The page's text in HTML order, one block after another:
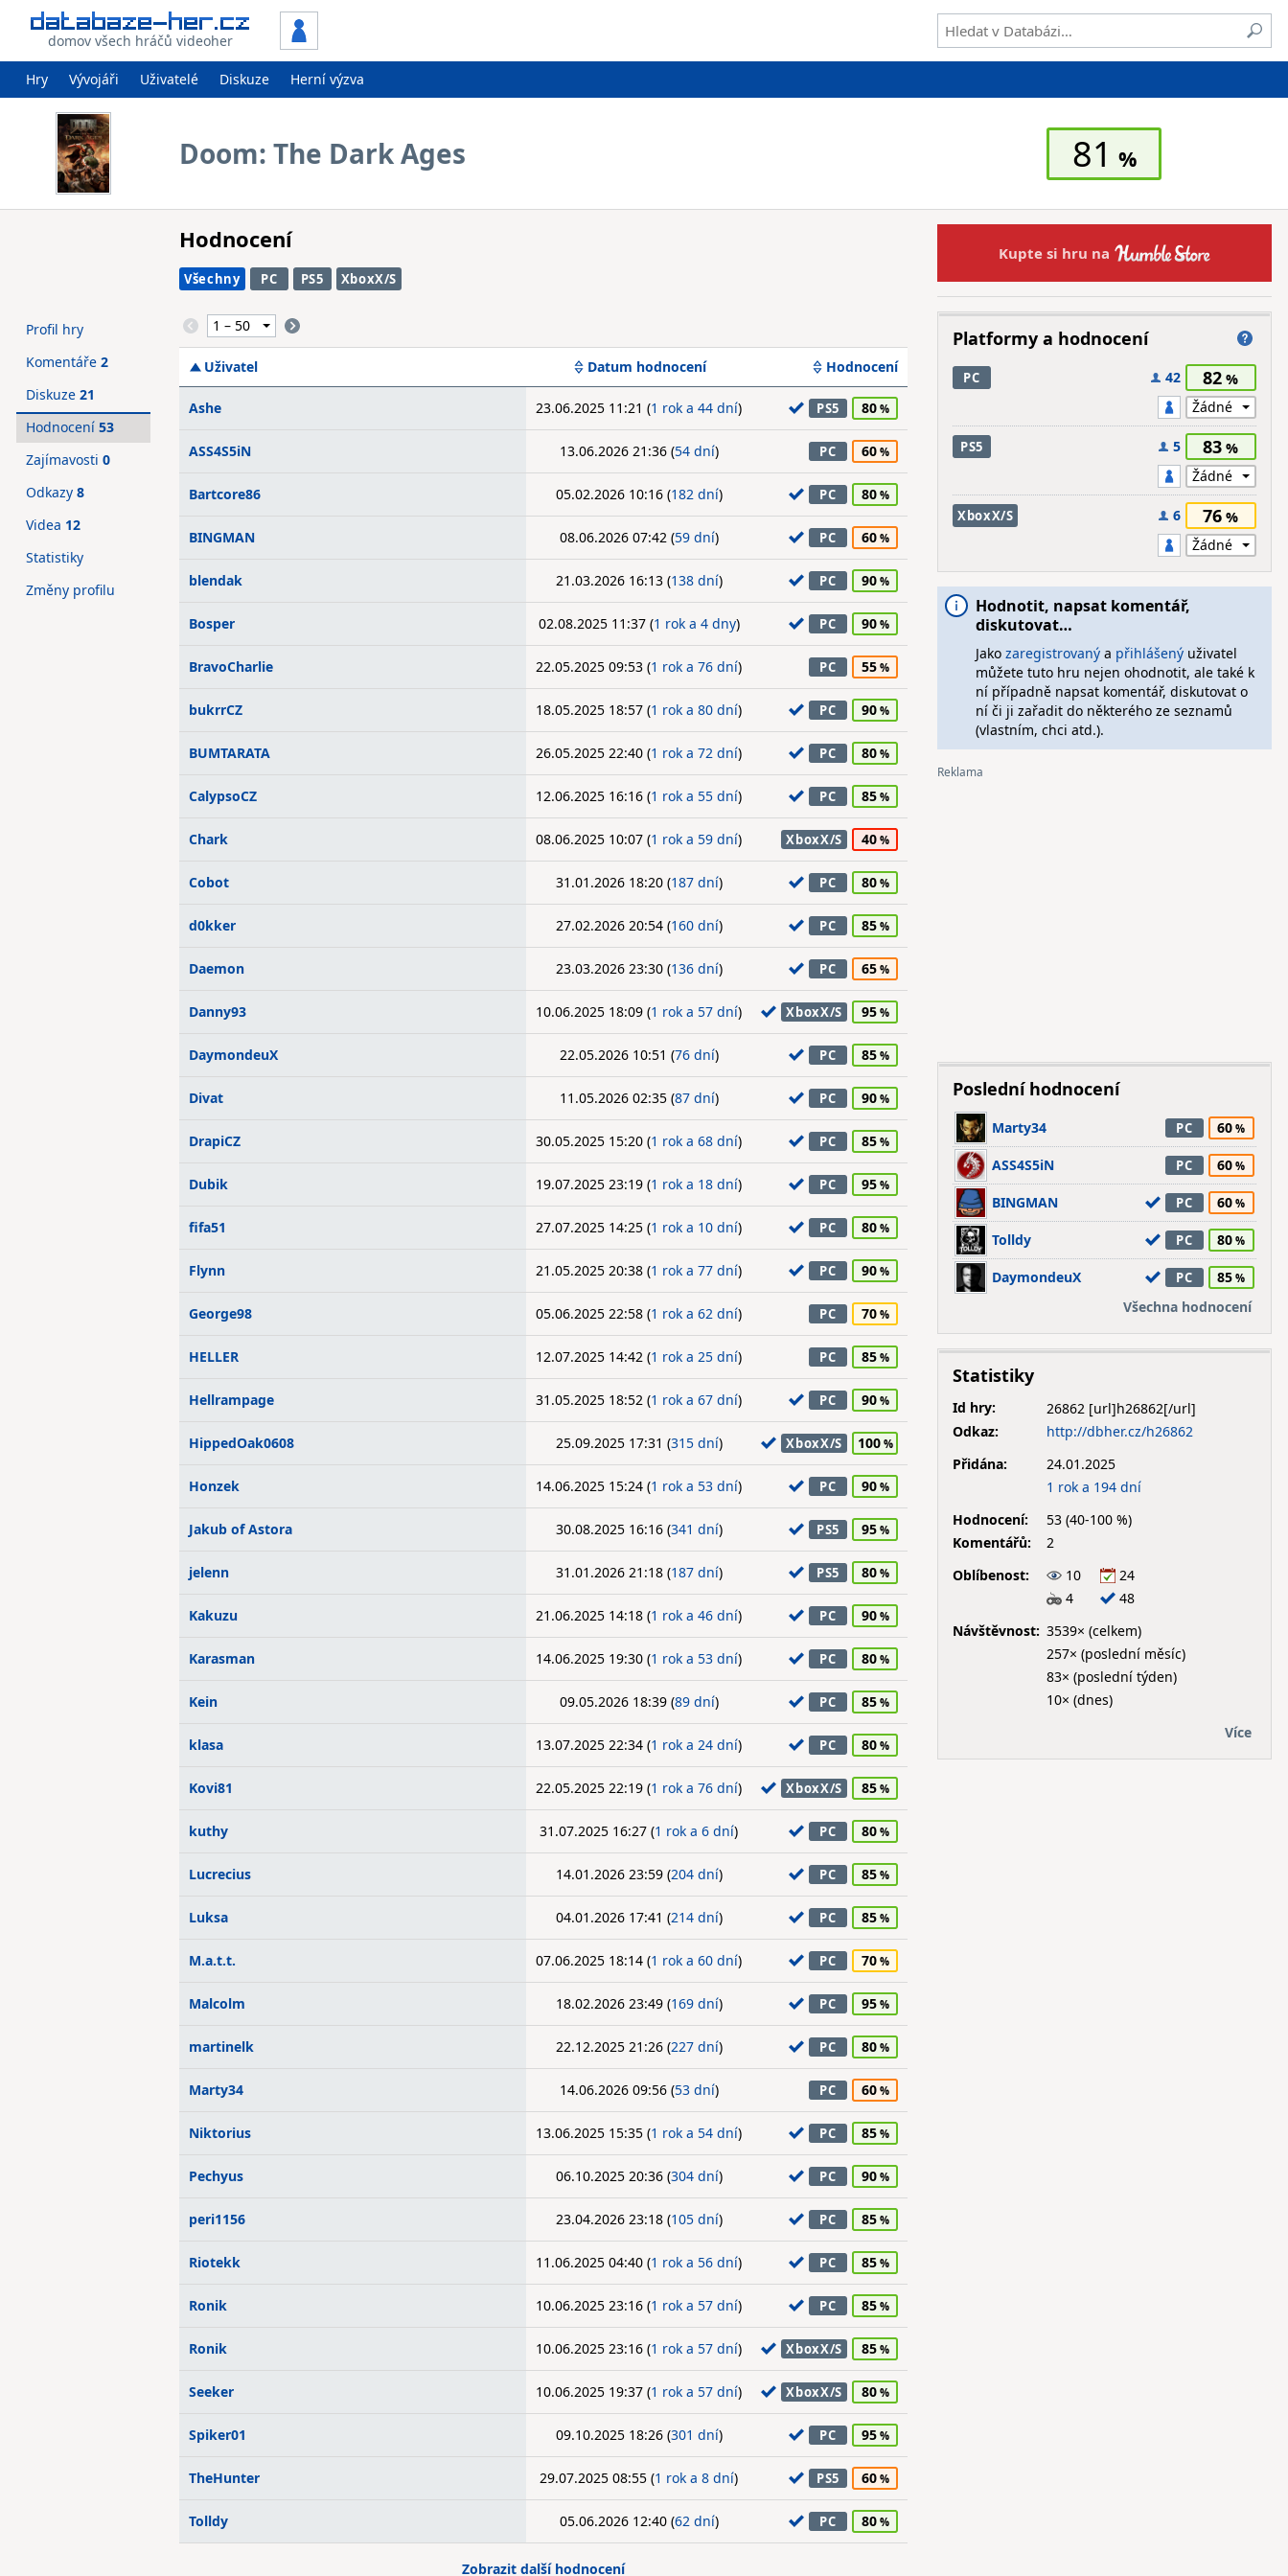
domov všech hráčů videoher
Hry Vývojáři Uživatelé Diskuze Herní výzva
Doom: The Dark Ages 81
Hodnocení
Všechny PC PS5 XboxX/S
Uživatel Datum hodnocení Hodnocení
Ashe 23.06.2025 11:21 (1 rok a 44 dní) PS5 80
ASS4S5iN 13.06.2026 21:36 (54 dní) PC 60
Bartcore86 05.02.2026 10:16 (182 dní) PC 80
BINGMAN 08.06.2026 07:42 (59 dní) PC 60
blendak 21.03.2026 16:13 (138 dní) PC 90
Bosper 02.08.2025 11:37 (1 rok a 4 dny) PC 90
BravoCharlie 22.05.2025 09:53 (1 rok a 76 dní) PC 55
bukrrCZ 18.05.2025 18:57 (1 rok a 80 dní) PC 90
BUMTARATA 26.05.2025 22:40 (1 rok a 72 dní) PC 80
CalypsoCZ 12.06.2025 16:16 (1 rok a 55 dní) PC 85
Chark 08.06.2025 10:07 (1 rok a 59 dní) XboxX/S 40
Cobot 31.01.2026 18:20 (187 dní) PC 80
d0kker 27.02.2026 20:54 (160 dní) PC 85
Daemon 23.03.2026 23:30 (136 dní) PC 65
Danny93 10.06.2025 18:09 (1 rok a 57 dní) XboxX/S 95
DaymondeuX 22.05.2026 10:51 (76 dní) PC 85
Divat 11.05.2026 02:35 (87 dní) PC 90
DrapiCZ 30.05.2025 15:20 (1 rok a 68 dní) PC 85
Dubik 19.07.2025 23:19 (1 rok a 18 dní) PC 95
fifa51 27.07.2025 14:25 (1 rok a 10 dní) PC 80
Flynn 21.05.2025 20:38 (1 rok a 77 dní) PC 90
George98 05.06.2025 22:58 (1 rok a 62 dní) PC 70
HELLER 12.07.2025 14:42 (1 rok a 25 dní) PC 85
Hellrampage 31.05.2025 18:52 (1 rok a 67 dní) PC 90
HippedOak0608 25.09.2025 17:31 (315 dní) XboxX/S 100
Honzek 14.06.2025 15:24 (1 rok a 53 dní) PC 90
Jakub of Astora 30.08.2025 16:16 (341 dní) PS5 95
jelenn 31.01.2026 21:18 (187 dní) PS5 80
Kakuzu 21.06.2025 14:18 (1 rok a 46 dní) PC 90
Karasman 14.06.2025 19:30 (1 rok a 53 dní) PC 80
Kein 09.05.2026 18:39 (89 dní) PC 85
klasa 13.07.2025 22:34 (1 rok a 24 dní) PC 80
Kovi81 22.05.2025 22:19 (1 rok a 76 dní) XboxX/S 85
kuthy 31.07.2025 16:27 (1 rok a 6 dní) PC 80
Lucrecius 14.01.2026 23:59 (204 dní) PC 85
Luksa 04.01.2026 17:41 (214 dní) PC 85
M.a.t.t. 07.06.2025 18:14 (1 rok a 60 dní) PC 70
Malcolm 18.02.2026 23:49 (169 dní) PC 95
martinelk 22.12.2025 21:26 (227 dní) PC 80
Marty34 14.06.2026 09:56 (53 dní) PC 60
Niktorius 13.06.2025 15:35 (1 rok a 54 dní) PC 85
Pechyus 06.10.2025 20:36 (304 dní) PC 90
peri1156 23.04.2026 23:18 (105 dní) PC 85
Riotekk 11.06.2025 04:40 (1 rok a 56 dní) PC 85
Ronik 10.06.2025 23:16 (1 rok a 57 dní) PC 85
Ronik 10.06.2025 23:16 (1 rok a 57 dní) XboxX/S 85
Seeker 10.06.2025 19:37 (1 rok a 57 dní) XboxX/S 80
Spiker01 09.10.2025 18:26 (301 dní) PC 95
TheHunter 29.07.2025 08:55 (1 rok a 8 dní) PS5 60
Tolldy 05.06.2026 12:40 (62 dní) PC 80
Zobrazit další hodnocení
Profil hry
Komentáře 2
Diskuze 21
Hodnocení 53
Zajímavosti 0
Odkazy 8
Videa 12
Statistiky
Změny profilu
Kupte si hru na
Platformy a hodnocení
PC 42 82
PS5 5 83
XboxX/S 6 76
Hodnotit, napsat komentář,
diskutovat…
Jako zaregistrovanýa přihlášenýuživatel
můžete tuto hru nejen ohodnotit, ale také k
ní případně napsat komentář, diskutovat o
ní či ji zařadit do některého ze seznamů
(vlastním, chci atd.).
Poslední hodnocení
Marty34 PC 60
ASS4S5iN PC 60
BINGMAN PC 60
Tolldy PC 80
DaymondeuX PC
85
Všechna hodnocení
Statistiky
Id hry:
26862
Odkaz:
http://dbher.cz/h26862
Přidána:
24.01.2025
1 rok a 194 dní
Hodnocení:
53 (40-100 %)
Komentářů:
2
Oblíbenost:
10
24
4
48
Návštěvnost: 3539× (celkem)
257× (poslední měsíc)
83× (poslední týden)
10× (dnes)
Více